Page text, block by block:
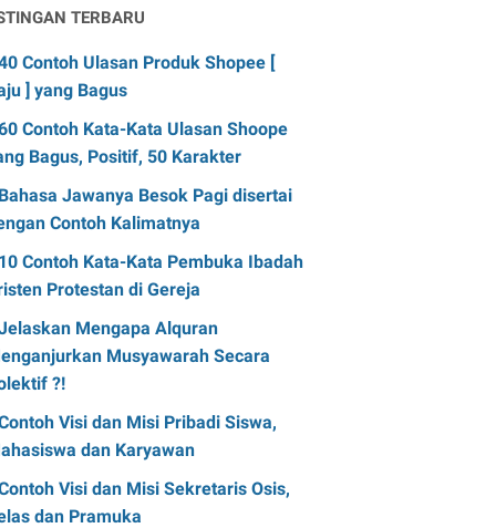
TERBARU
Contoh Ulasan Produk Shopee [
] yang Bagus
Contoh Kata-Kata Ulasan Shoope
Bagus, Positif, 50 Karakter
Bahasa Jawanya Besok Pagi disertai
Contoh Kalimatnya
10 Contoh Kata-Kata Pembuka Ibadah
Protestan di Gereja
Mengapa Alquran
Musyawarah Secara
?!
Visi dan Misi Pribadi Siswa,
dan Karyawan
Visi dan Misi Sekretaris Osis,
dan Pramuka